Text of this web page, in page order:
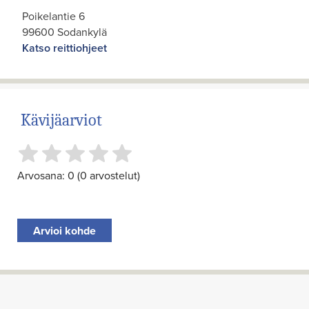
Poikelantie 6
99600 Sodankylä
Katso reittiohjeet
Kävijäarviot
Arvosana: 0 (0 arvostelut)
Arvioi kohde